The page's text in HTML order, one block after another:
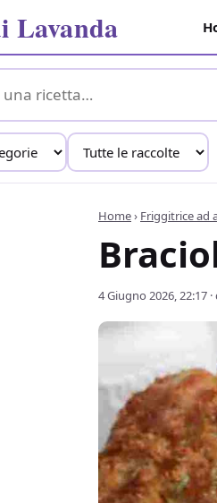
Lavanda
Home› Friggitrice ad
4 Giugno 2026, 22:17